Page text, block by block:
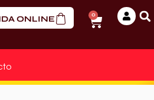
ONLINE 0